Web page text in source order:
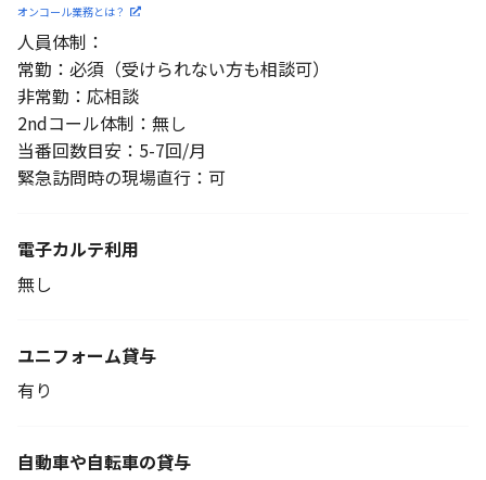
オンコール業務とは？
人員体制：
常勤：必須（受けられない方も相談可）
非常勤：応相談
2ndコール体制：無し
当番回数目安：5-7回/月
緊急訪問時の現場直行：可
電子カルテ利用
無し
ユニフォーム貸与
有り
自動車や自転車の貸与